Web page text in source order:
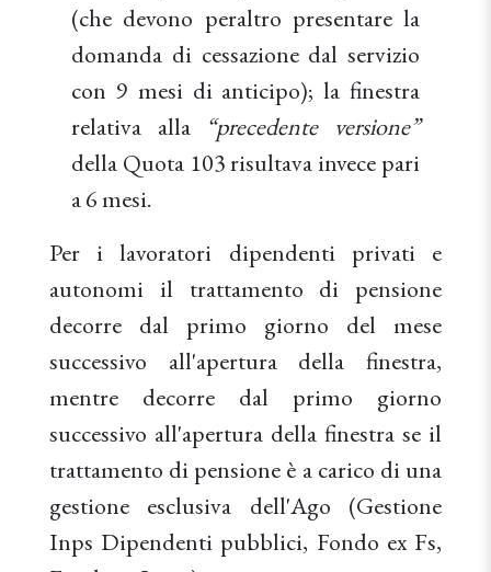
(che devono peraltro presentare la
domanda di cessazione dal servizio
con 9 mesi di anticipo); la finestra
relativa alla “precedente versione”
della Quota 103 risultava invece pari
a 6 mesi.
Per i lavoratori dipendenti privati e
autonomi il trattamento di pensione
decorre dal primo giorno del mese
successivo all'apertura della finestra,
mentre decorre dal primo giorno
successivo all'apertura della finestra se il
trattamento di pensione è a carico di una
gestione esclusiva dell'Ago (Gestione
Inps Dipendenti pubblici, Fondo ex Fs,